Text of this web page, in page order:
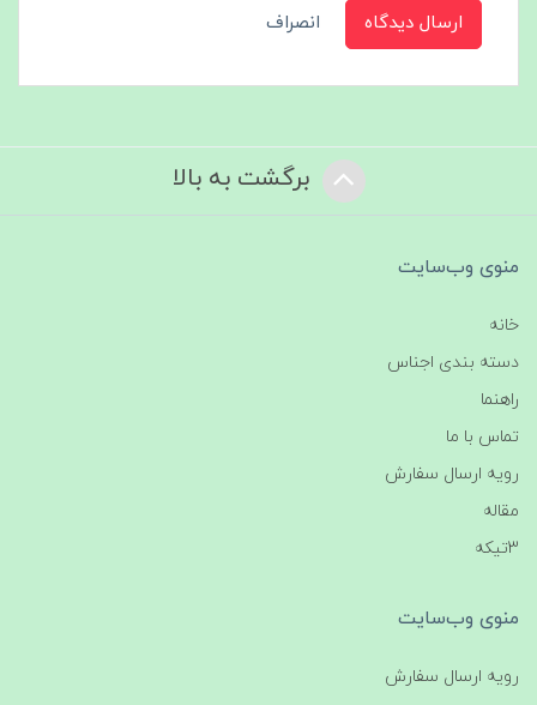
ارسال دیدگاه انصراف
برگشت به بالا
منوی وب‌سایت
خانه
دسته بندی اجناس
راهنما
تماس با ما
رویه ارسال سفارش
مقاله
3تیکه
منوی وب‌سایت
رویه ارسال سفارش